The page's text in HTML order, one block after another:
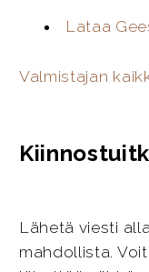
Lataa
Valmistajan
Lähetä viesti
mahdollista.